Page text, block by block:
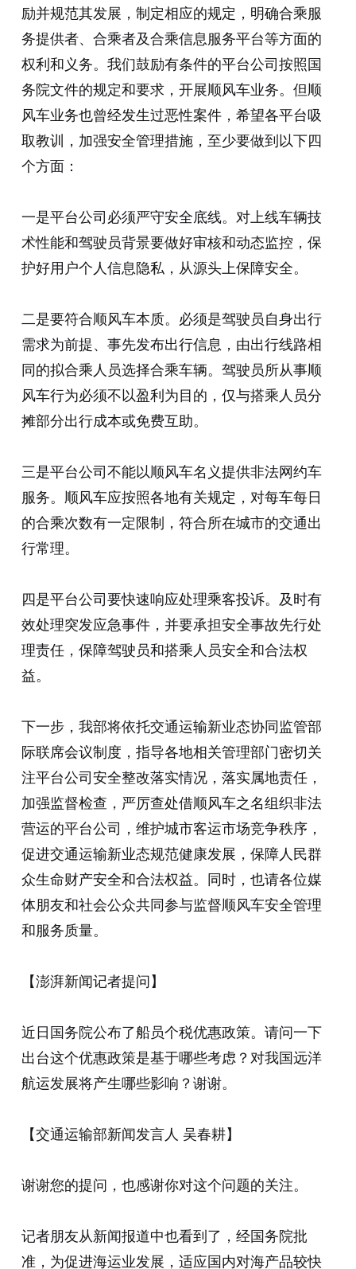
励并规范其发展，制定相应的规定，明确合乘服
务提供者、合乘者及合乘信息服务平台等方面的
权利和义务。我们鼓励有条件的平台公司按照国
务院文件的规定和要求，开展顺风车业务。但顺
风车业务也曾经发生过恶性案件，希望各平台吸
取教训，加强安全管理措施，至少要做到以下四
个方面：
一是平台公司必须严守安全底线。对上线车辆技
术性能和驾驶员背景要做好审核和动态监控，保
护好用户个人信息隐私，从源头上保障安全。
二是要符合顺风车本质。必须是驾驶员自身出行
需求为前提、事先发布出行信息，由出行线路相
同的拟合乘人员选择合乘车辆。驾驶员所从事顺
风车行为必须不以盈利为目的，仅与搭乘人员分
摊部分出行成本或免费互助。
三是平台公司不能以顺风车名义提供非法网约车
服务。顺风车应按照各地有关规定，对每车每日
的合乘次数有一定限制，符合所在城市的交通出
行常理。
四是平台公司要快速响应处理乘客投诉。及时有
效处理突发应急事件，并要承担安全事故先行处
理责任，保障驾驶员和搭乘人员安全和合法权
益。
下一步，我部将依托交通运输新业态协同监管部
际联席会议制度，指导各地相关管理部门密切关
注平台公司安全整改落实情况，落实属地责任，
加强监督检查，严厉查处借顺风车之名组织非法
营运的平台公司，维护城市客运市场竞争秩序，
促进交通运输新业态规范健康发展，保障人民群
众生命财产安全和合法权益。同时，也请各位媒
体朋友和社会公众共同参与监督顺风车安全管理
和服务质量。
【澎湃新闻记者提问】
近日国务院公布了船员个税优惠政策。请问一下
出台这个优惠政策是基于哪些考虑？对我国远洋
航运发展将产生哪些影响？谢谢。
【交通运输部新闻发言人 吴春耕】
谢谢您的提问，也感谢你对这个问题的关注。
记者朋友从新闻报道中也看到了，经国务院批
准，为促进海运业发展，适应国内对海产品较快